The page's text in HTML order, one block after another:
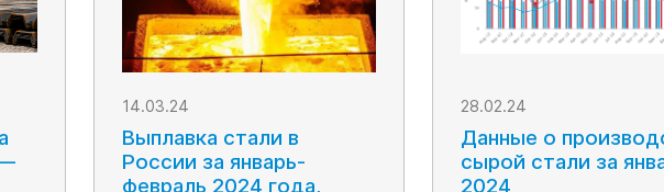
14.03.24
Выплавка стали в
России за январь-
февраль 2024 года,
28.02.24
Данные о
сырой стали за
2024